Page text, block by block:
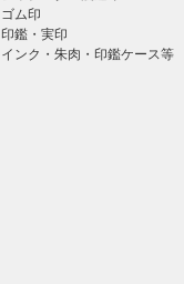
ゴム印
印鑑・実印
インク・朱肉・印鑑ケース等